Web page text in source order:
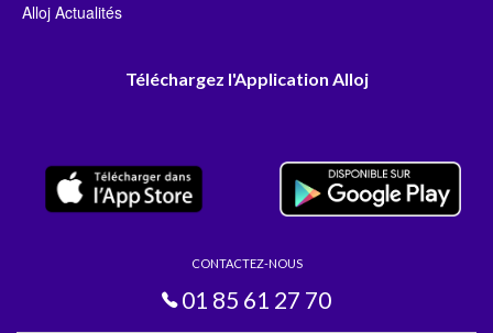
Alloj Actualités
Téléchargez l'Application Alloj
CONTACTEZ-NOUS
01 85 61 27 70